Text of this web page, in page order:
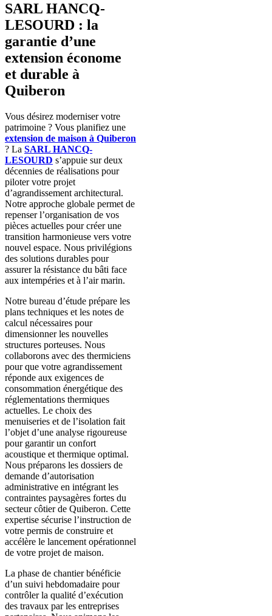
SARL HANCQ-
LESOURD : la
garantie d’une
extension économe
et durable à
Quiberon
Vous désirez moderniser votre
patrimoine ? Vous planifiez une
extension de maison à Quiberon
? La SARL HANCQ-
LESOURD s’appuie sur deux
décennies de réalisations pour
piloter votre projet
d’agrandissement architectural.
Notre approche globale permet de
repenser l’organisation de vos
pièces actuelles pour créer une
transition harmonieuse vers votre
nouvel espace. Nous privilégions
des solutions durables pour
assurer la résistance du bâti face
aux intempéries et à l’air marin.
Notre bureau d’étude prépare les
plans techniques et les notes de
calcul nécessaires pour
dimensionner les nouvelles
structures porteuses. Nous
collaborons avec des thermiciens
pour que votre agrandissement
réponde aux exigences de
consommation énergétique des
réglementations thermiques
actuelles. Le choix des
menuiseries et de l’isolation fait
l’objet d’une analyse rigoureuse
pour garantir un confort
acoustique et thermique optimal.
Nous préparons les dossiers de
demande d’autorisation
administrative en intégrant les
contraintes paysagères fortes du
secteur côtier de Quiberon. Cette
expertise sécurise l’instruction de
votre permis de construire et
accélère le lancement opérationnel
de votre projet de maison.
La phase de chantier bénéficie
d’un suivi hebdomadaire pour
contrôler la qualité d’exécution
des travaux par les entreprises